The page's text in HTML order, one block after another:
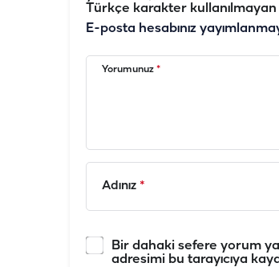
Türkçe karakter
E-posta hesabınız
Yorumunuz *
Adınız *
Bir dahaki sefere yorum
adresimi bu tarayıcıya